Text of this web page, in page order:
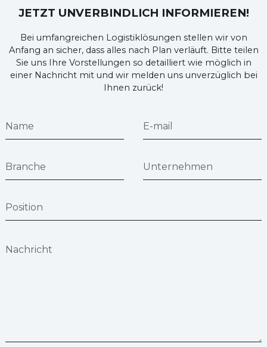
JETZT UNVERBINDLICH INFORMIEREN!
Bei umfangreichen Logistiklösungen stellen wir von
Anfang an sicher, dass alles nach Plan verläuft. Bitte teilen
Sie uns Ihre Vorstellungen so detailliert wie möglich in
einer Nachricht mit und wir melden uns unverzüglich bei
Ihnen zurück!